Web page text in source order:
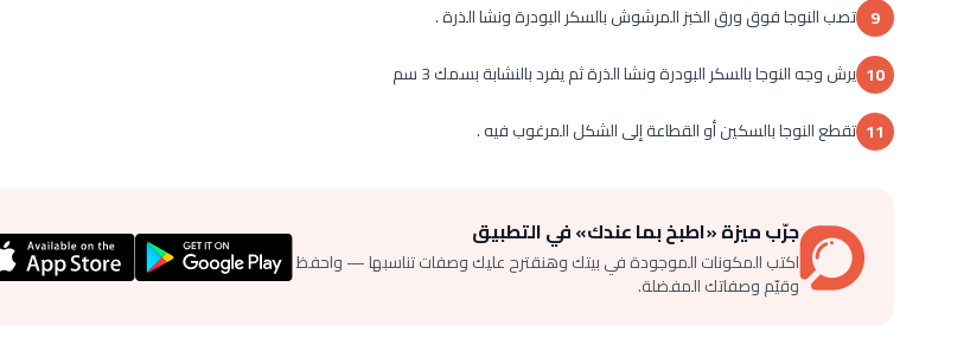
9 تصب النوجا فوق ورق الخبز المرشوش بالسكر البودرة ونشا الذرة .
10 يرش وجه النوجا بالسكر البودرة ونشا الذرة ثم يفرد بالنشابة بسمك 3 سم
11 تقطع النوجا بالسكين أو القطاعة إلى الشكل المرغوب فيه .
جرّب ميزة «اطبخ بما عندك» في التطبيق
اكتب المكونات الموجودة في بيتك وهنقترح عليك وصفات تناسبها — واحفظ
وقيّم وصفاتك المفضلة.